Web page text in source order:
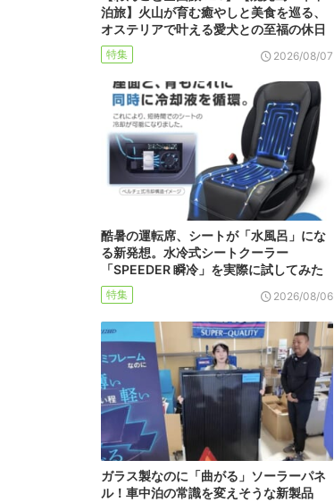
泊旅】火山が育む癒やしと美食を巡る、
オステリアで叶える愛犬との至福の休日
特集 2026/08/07
酷暑の運転席、シートが「水風呂」にな
る新発想。水冷式シートクーラー
「SPEEDER 瞬冷」を実際に試してみた
特集 2026/08/06
ガラス製なのに「曲がる」ソーラーパネ
ル！車中泊の常識を変えそうな新製品